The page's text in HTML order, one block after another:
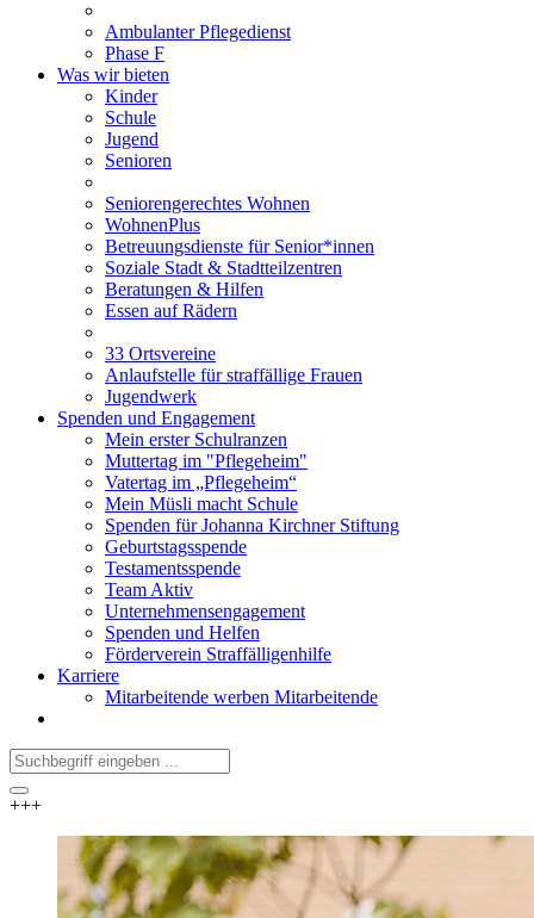
Ambulanter Pflegedienst
Phase F
Was wir bieten
Kinder
Schule
Jugend
Senioren
Seniorengerechtes Wohnen
WohnenPlus
Betreuungsdienste für Senior*innen
Soziale Stadt & Stadtteilzentren
Beratungen & Hilfen
Essen auf Rädern
33 Ortsvereine
Anlaufstelle für straffällige Frauen
Jugendwerk
Spenden und Engagement
Mein erster Schulranzen
Muttertag im "Pflegeheim"
Vatertag im „Pflegeheim“
Mein Müsli macht Schule
Spenden für Johanna Kirchner Stiftung
Geburtstagsspende
Testamentsspende
Team Aktiv
Unternehmensengagement
Spenden und Helfen
Förderverein Straffälligenhilfe
Karriere
Mitarbeitende werben Mitarbeitende
+++